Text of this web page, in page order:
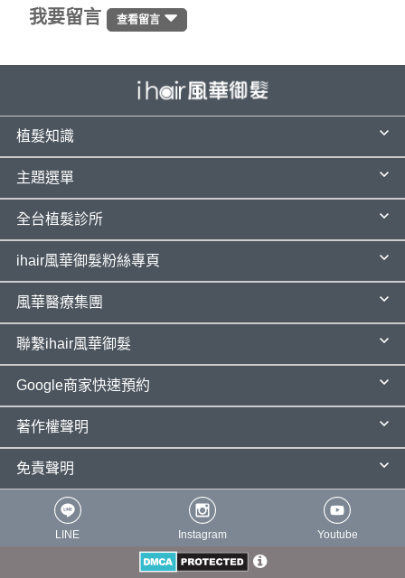
我要留言 查看留言
植髮知識
主題選單
全台植髮診所
ihair風華御髮粉絲專頁
風華醫療集團
聯繫ihair風華御髮
Google商家快速預約
著作權聲明
免責聲明
LINE Instagram Youtube